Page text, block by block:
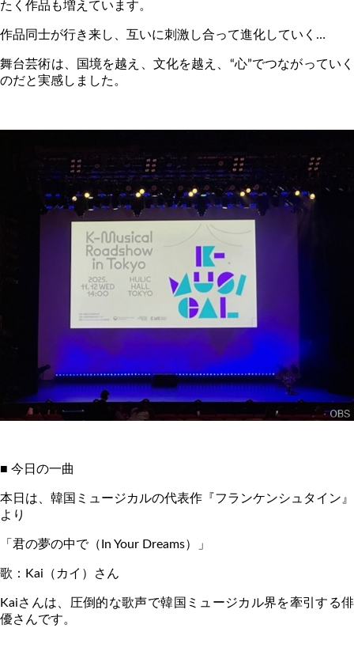
たく作品も増えています。
作品同士が行き来し、互いに刺激し合って進化していく…
舞台芸術は、国境を越え、文化を越え、“心”でつながっていく
のだと実感しました。
■ 今日の一曲
本日は、韓国ミュージカルの代表作『フランケンシュタイン』
より
「君の夢の中で（ In Your Dreams）」
歌： Kai （カイ）さん
Kaiさんは、圧倒的な歌声で韓国ミュージカル界を牽引する俳
優さんです。